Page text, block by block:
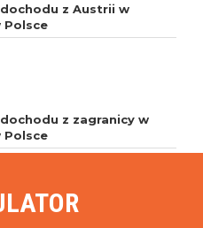
z Austrii w
Polsce
z zagranicy w
Polsce